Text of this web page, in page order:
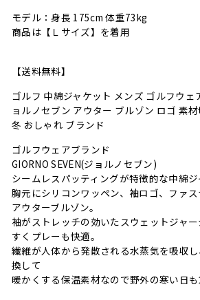
モデル：身長 175cm 体重73kg
商品は【Ｌサイズ】を着用
【送料無料】
ゴルフ 中綿ジャケット メンズ ゴルフウェ
ョルノセブン アウター ブルゾン ロゴ 素
冬 おしゃれ ブランド
ゴルフウェアブランド
GIORNO SEVEN(ジョルノセブン)
シームレスパッティングが特徴的な中綿ジ
胸元にシリコンワッペン、袖ロゴ、ファ
アウターブルゾン。
袖がストレッチの効いたスウェットジャ
すくプレーも快適。
繊維が人体から発散される水蒸気を吸収
換して
暖かくする保温素材なので野外の寒い日も